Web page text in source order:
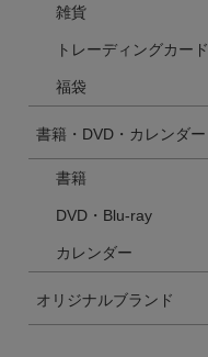
雑貨
トレーディングカード
福袋
書籍・DVD・カレンダー
書籍
DVD・Blu-ray
カレンダー
オリジナルブランド